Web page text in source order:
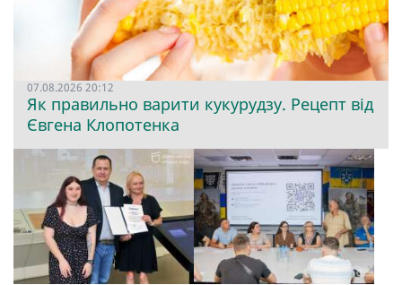
07.08.2026 20:12
Як правильно варити кукурудзу. Рецепт від
Євгена Клопотенка